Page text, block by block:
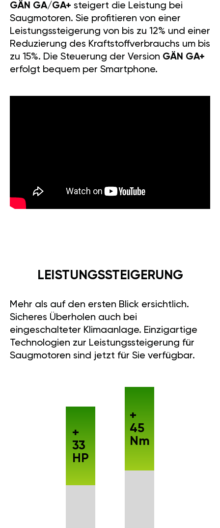
GÄN GA/GA+ steigert die Leistung bei
Saugmotoren. Sie profitieren von einer
Leistungssteigerung von bis zu 12% und einer
Reduzierung des Kraftstoffverbrauchs um bis
zu 15%. Die Steuerung der Version GÄN GA+
erfolgt bequem per Smartphone.
LEISTUNGSSTEIGERUNG
Mehr als auf den ersten Blick ersichtlich.
Sicheres Überholen auch bei
eingeschalteter Klimaanlage. Einzigartige
Technologien zur Leistungssteigerung für
Saugmotoren sind jetzt für Sie verfügbar.
+
33
HP
+
45
Nm